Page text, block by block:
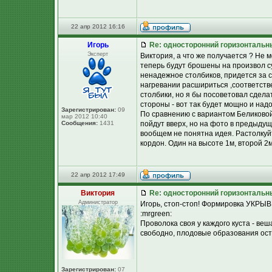
22 апр 2012 16:16
Игорь
Эксперт
Зарегистрирован: 09
мар 2012 10:40
Сообщения: 1431
Re: односторонний
Виктория, а что же получается ? Не
теперь будут брошены на произвол
ненадежное столбиков, придется за
нагревании расшириться
столбики, но я бы посоветовал
стороны - вот так будет мощно и
По сравнению с вариантом
пойдут вверх, но на фото в
вообщем не понятна идея.
кордон. Один на высоте 1м, второй
22 апр 2012 17:49
Виктория
Администратор
Зарегистрирован: 07
Re: односторонний
Игорь, стоп-стоп! Формировка
:mrgreen:
Проволока своя у каждого куста -
свободно, плодовые образования